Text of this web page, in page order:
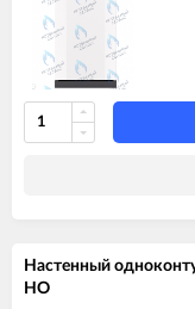
Настенный
HO